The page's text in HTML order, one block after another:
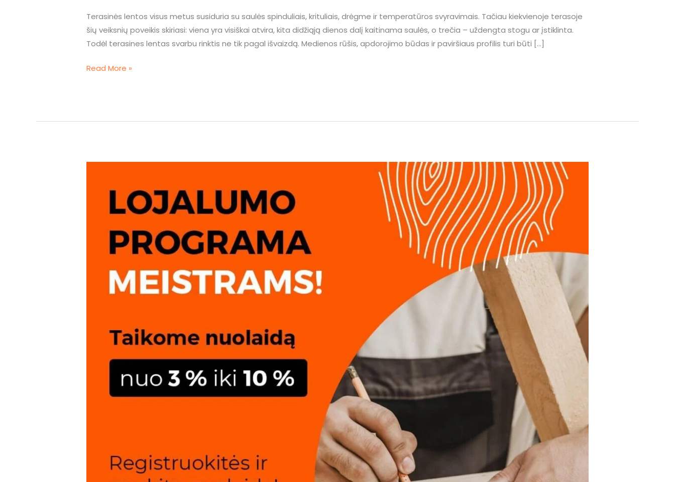
Terasinės lentos visus metus susiduria su saulės spinduliais, krituliais, drėgme ir temperatūros svyravimais. Tačiau kiekvienoje terasoje
šių veiksnių poveikis skiriasi: viena yra visiškai atvira, kita didžiąją dienos dalį kaitinama saulės, o trečia – uždengta stogu ar įstiklinta.
Todėl terasines lentas svarbu rinktis ne tik pagal išvaizdą. Medienos rūšis, apdorojimo būdas ir paviršiaus profilis turi būti […]
Read More »
lojalumo
meistrams